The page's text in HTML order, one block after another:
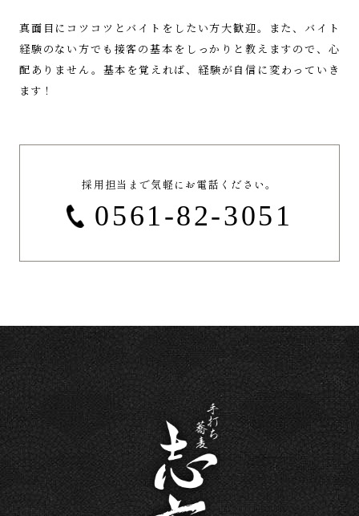
真面目にコツコツとバイトをしたい方大歓迎。
また、バイト
経験のない方でも接客の基本をしっかりと教えますので、心
配ありません。 基本を覚えれば、経験が自信に変わっていき
ます！
採用担当まで気軽にお電話ください。
0561-82-3051